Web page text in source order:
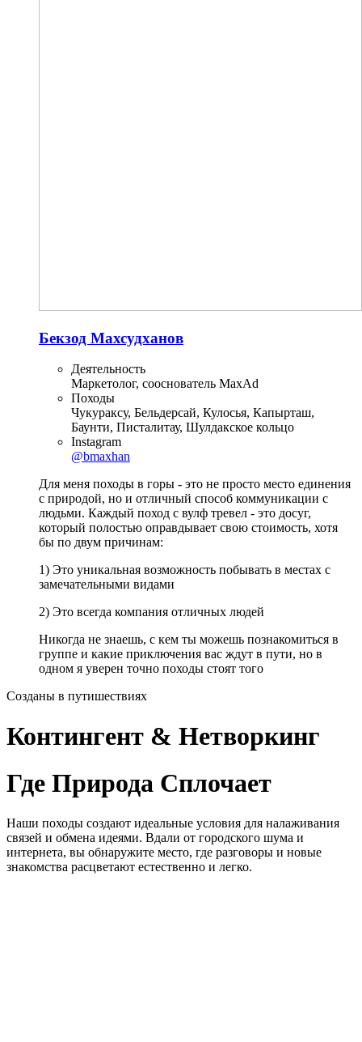
Бекзод Махсудханов
Деятельность
Маркетолог, сооснователь MaxAd
Походы
Чукураксу, Бельдерсай, Кулосья, Капырташ,
Баунти, Писталитау, Шулдакское кольцо
Instagram
@bmaxhan
Для меня походы в горы - это не просто место единения
с природой, но и отличный способ коммуникации с
людьми. Каждый поход с вулф тревел - это досуг,
который полостью оправдывает свою стоимость, хотя
бы по двум причинам:
1) Это уникальная возможность побывать в местах с
замечательными видами
2) Это всегда компания отличных людей
Никогда не знаешь, с кем ты можешь познакомиться в
группе и какие приключения вас ждут в пути, но в
одном я уверен точно походы стоят того
Созданы в путишествиях
Контингент & Нетворкинг
Где Природа Сплочает
Наши походы создают идеальные условия для налаживания
связей и обмена идеями. Вдали от городского шума и
интернета, вы обнаружите место, где разговоры и новые
знакомства расцветают естественно и легко.